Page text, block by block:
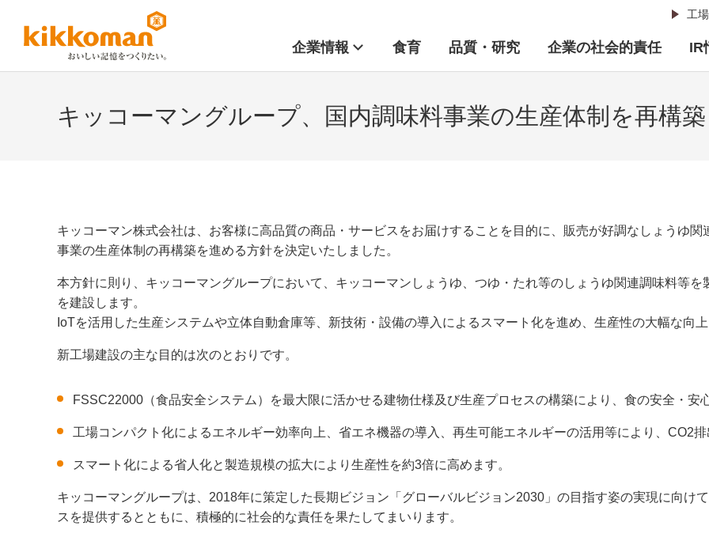
工
企業情報 食育 品質・研究 企業の社会的責任 IR
キッコーマングループ、国内調味料事業の生産体制を再構築
キッコーマン株式会社は、お客様に高品質の商品・サービスをお届けすることを目的に、販売が好調なしょうゆ
事業の生産体制の再構築を進める方針を決定いたしました。
本方針に則り、キッコーマングループにおいて、キッコーマンしょうゆ、つゆ・たれ等のしょうゆ関連調味料等
を建設します。
IoTを活用した生産システムや立体自動倉庫等、新技術・設備の導入によるスマート化を進め、生産性の大幅な向
新工場建設の主な目的は次のとおりです。
FSSC22000（食品安全システム）を最大限に活かせる建物仕様及び生産プロセスの構築により、食の安全・安
工場コンパクト化によるエネルギー効率向上、省エネ機器の導入、再生可能エネルギーの活用等により、CO2
スマート化による省人化と製造規模の拡大により生産性を約3倍に高めます。
キッコーマングループは、2018年に策定した長期ビジョン「グローバルビジョン2030」の目指す姿の実現に向け
スを提供するとともに、積極的に社会的な責任を果たしてまいります。